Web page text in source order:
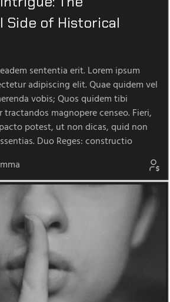
Side of Historical
sententia erit. Lorem ipsum
adipiscing elit. Quae quidem vel
vobis; Quos quidem tibi
magnopere censeo. Fieri,
potest, ut non dicas, quid non
Duo Reges: constructio